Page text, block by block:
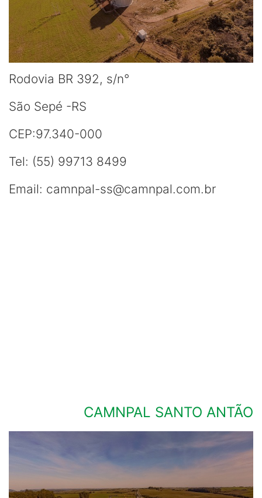
Rodovia BR 392, s/n°
São Sepé -RS
CEP:97.340-000
Tel: (55) 99713 8499
Email: camnpal-ss@camnpal.com.br
CAMNPAL SANTO ANTÃO